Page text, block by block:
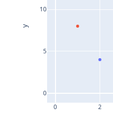
0 2
0
5
10
y